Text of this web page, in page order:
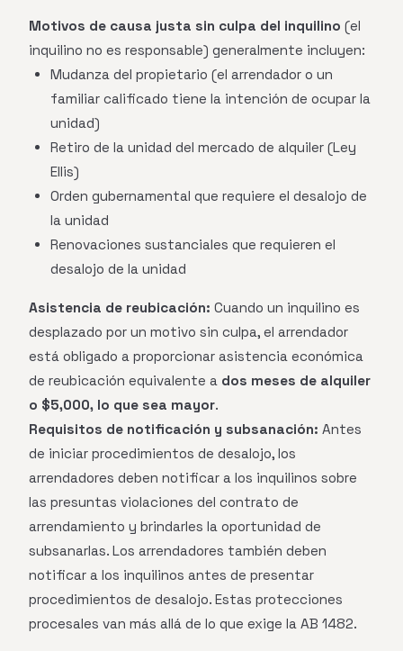
Motivos de causa justa sin culpa del inquilino (el
inquilino no es responsable) generalmente incluyen:
Mudanza del propietario (el arrendador o un
familiar calificado tiene la intención de ocupar la
unidad)
Retiro de la unidad del mercado de alquiler (Ley
Ellis)
Orden gubernamental que requiere el desalojo de
la unidad
Renovaciones sustanciales que requieren el
desalojo de la unidad
Asistencia de reubicación: Cuando un inquilino es
desplazado por un motivo sin culpa, el arrendador
está obligado a proporcionar asistencia económica
de reubicación equivalente a dos meses de alquiler
o $5,000, lo que sea mayor.
Requisitos de notificación y subsanación: Antes
de iniciar procedimientos de desalojo, los
arrendadores deben notificar a los inquilinos sobre
las presuntas violaciones del contrato de
arrendamiento y brindarles la oportunidad de
subsanarlas. Los arrendadores también deben
notificar a los inquilinos antes de presentar
procedimientos de desalojo. Estas protecciones
procesales van más allá de lo que exige la AB 1482.